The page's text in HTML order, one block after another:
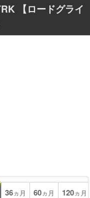
【ロードグライ
36ヵ月 60ヵ月 120ヵ月